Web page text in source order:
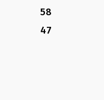
58
47